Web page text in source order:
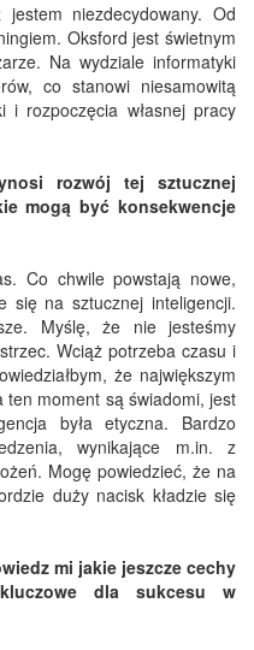
niezdecydowany. Od
Oksford jest świetnym
Na wydziale informatyki
co stanowi niesamowitą
i rozpoczęcia własnej pracy
rozwój tej sztucznej
mogą być konsekwencje
Co chwile powstają nowe,
się na sztucznej inteligencji.
Myślę, że nie jesteśmy
Wciąż potrzeba czasu i
że największym
moment są świadomi, jest
była etyczna. Bardzo
wynikające m.in. z
Mogę powiedzieć, że na
duży nacisk kładzie się
mi jakie jeszcze cechy
dla sukcesu w